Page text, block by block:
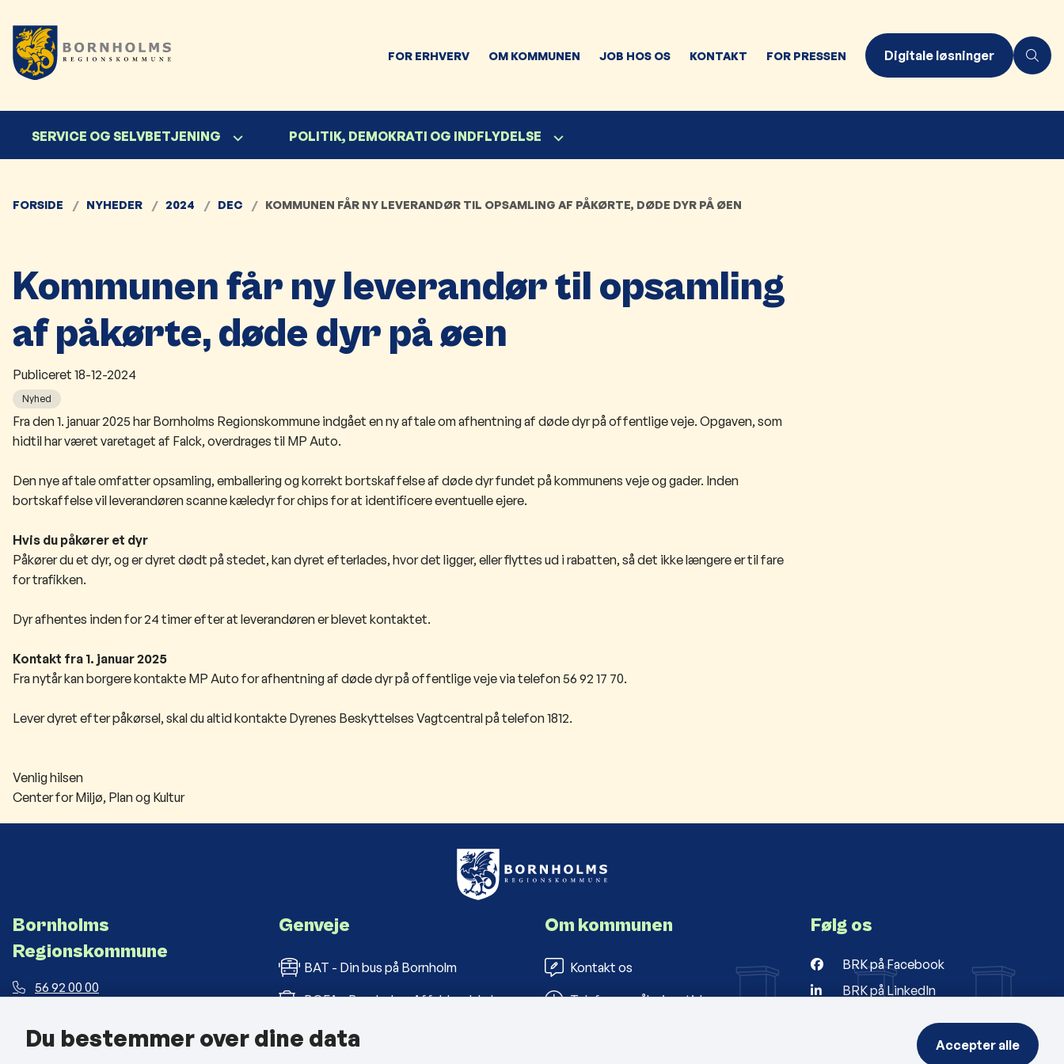
FOR ERHVERV OM KOMMUNEN JOB HOS OS KONTAKT FOR PRESSEN Digitale løsninger
SERVICE OG SELVBETJENING POLITIK, DEMOKRATI OG INDFLYDELSE
FORSIDE NYHEDER 2024 DEC KOMMUNEN FÅR NY LEVERANDØR TIL OPSAMLING AF PÅKØRTE, DØDE DYR PÅ ØEN
Kommunen får ny leverandør til opsamling
af påkørte, døde dyr på øen
Publiceret 18-12-2024
Nyhed
Fra den 1. januar 2025 har Bornholms Regionskommune indgået en ny aftale om afhentning af døde dyr på offentlige veje. Opgaven, som
hidtil har været varetaget af Falck, overdrages til MP Auto.
Den nye aftale omfatter opsamling, emballering og korrekt bortskaffelse af døde dyr fundet på kommunens veje og gader. Inden
bortskaffelse vil leverandøren scanne kæledyr for chips for at identificere eventuelle ejere.
Hvis du påkører et dyr
Påkører du et dyr, og er dyret dødt på stedet, kan dyret efterlades, hvor det ligger, eller flyttes ud i rabatten, så det ikke længere er til fare
for trafikken.
Dyr afhentes inden for 24 timer efter at leverandøren er blevet kontaktet.
Kontakt fra 1. januar 2025
Fra nytår kan borgere kontakte MP Auto for afhentning af døde dyr på offentlige veje via telefon 56 92 17 70.
Lever dyret efter påkørsel, skal du altid kontakte Dyrenes Beskyttelses Vagtcentral på telefon 1812.​
Venlig hilsen
Center for Miljø, Plan og Kultur
Bornholms
Regionskommune
56 92 00 00
Landemærket 26, 3700 Rønne
Genveje
BAT - Din bus på Bornholm
BOFA - Bornholms Affaldsselskab
Bornholms Folkebiblioteker
Om kommunen
Kontakt os
Telefon- og åbningstider
Følg os
BRK på Facebook
BRK på LinkedIn
Du bestemmer over dine data Accepter alle